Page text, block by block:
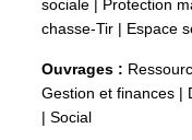
sociale
Protection
chasse-Tir
Espace
Ouvrages :
Gestion et finances
Social